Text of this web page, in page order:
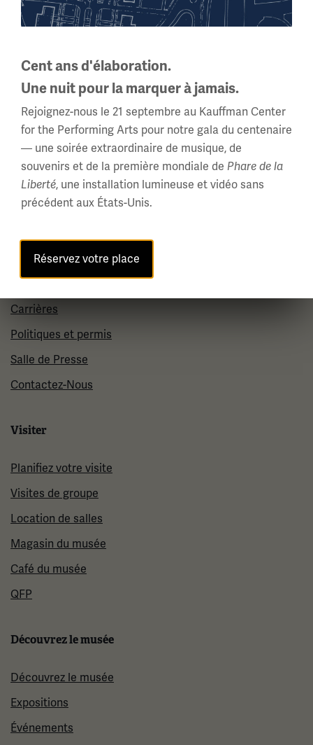
Kansas City, MO 64108 États-Unis
Téléphone: 816.888.8100
Tous les jours (Memorial Day - Labor Day)
10 am - 5 pm
Heures régulières
Mercredi - Lundi
10 am - 5 pm
Mardis : FERMÉ
Horaires des Fêtes →
À propos
Carrières
Politiques et permis
Salle de Presse
Contactez-Nous
Visiter
Planifiez votre visite
Visites de groupe
Location de salles
Magasin du musée
Café du musée
QFP
Découvrez le musée
Découvrez le musée
Expositions
Événements
Cent ans d'élaboration.
Une nuit pour la marquer à jamais.
Rejoignez-nous le 21 septembre au Kauffman Center
for the Performing Arts pour notre gala du centenaire
— une soirée extraordinaire de musique, de
souvenirs et de la première mondiale de Phare de la
Liberté, une installation lumineuse et vidéo sans
précédent aux États-Unis.
Réservez votre place